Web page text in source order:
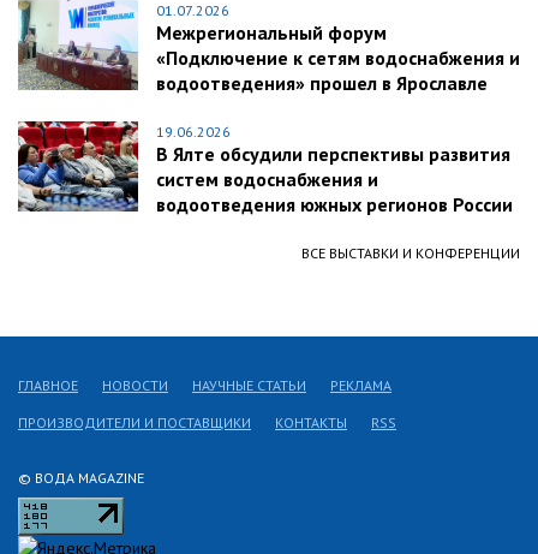
01.07.2026
Межрегиональный форум
«Подключение к сетям водоснабжения и
водоотведения» прошел в Ярославле
19.06.2026
В Ялте обсудили перспективы развития
систем водоснабжения и
водоотведения южных регионов России
ВСЕ ВЫСТАВКИ И КОНФЕРЕНЦИИ
© ВОДА MAGAZINE
ГЛАВНОЕ НОВОСТИ НАУЧНЫЕ СТАТЬИ РЕКЛАМА
ПРОИЗВОДИТЕЛИ И ПОСТАВЩИКИ КОНТАКТЫ RSS